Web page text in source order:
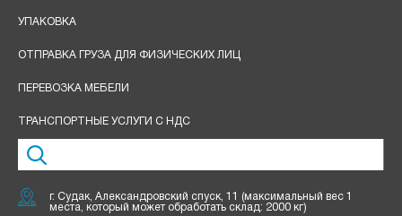
УПАКОВКА
ОТПРАВКА ГРУЗА ДЛЯ ФИЗИЧЕСКИХ ЛИЦ
ПЕРЕВОЗКА МЕБЕЛИ
ТРАНСПОРТНЫЕ УСЛУГИ С НДС
г. Судак, Александровский спуск, 11 (максимальный вес 1
места, который может обработать склад: 2000 кг)